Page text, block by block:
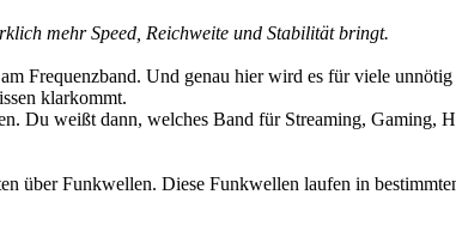
mehr Speed, Reichweite und Stabilität bringt.
Frequenzband. Und genau hier wird es für viele
klarkommt.
Du weißt dann, welches Band für Streaming, Gaming,
über Funkwellen. Diese Funkwellen laufen in